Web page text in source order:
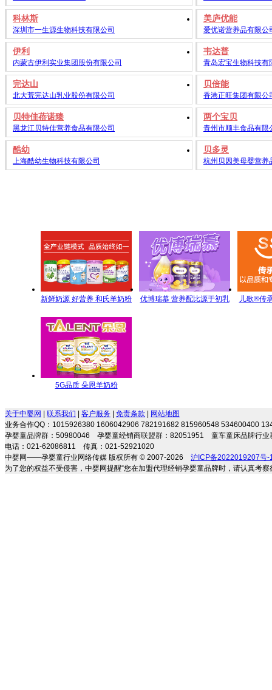
科林斯
深圳市一生源生物科技有限公司
美庐优能
爱优诺营养品有限公
伊利
内蒙古伊利实业集团股份有限公司
韦达普
青岛宏宝生物科技有
完达山
北大荒完达山乳业股份有限公司
贝倍能
香港正旺集团有限公
贝特佳蓓诺臻
黑龙江贝特佳营养食品有限公司
两个宝贝
青州市顺丰食品有限
酷幼
上海酷幼生物科技有限公司
贝多灵
杭州贝因美母婴营养
新鲜奶源 好营养 和氏羊奶粉
优博瑞慕 营养配比源于初乳
儿歌®传
5G品质 朵恩羊奶粉
关于中婴网
联系我们 客户服务 免责条款
网站地图
业务合作QQ：1015926380 1606042906 782191682 815960548 534600400
孕婴童品牌群：50980046 孕婴童经销商联盟群：82051951 童车童床品牌行
电话：021-62086811 传真：021-52921020
中婴网——孕婴童行业网络传媒 版权所有 © 2007-2026 沪ICP备2022019207号-
为了您的权益不受侵害，中婴网提醒“您在加盟代理经销孕婴童品牌时，请认真考